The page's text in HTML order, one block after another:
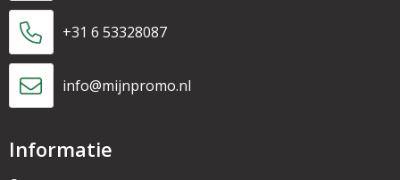
+31 6 53328087
info@mijnpromo.nl
Informatie